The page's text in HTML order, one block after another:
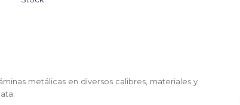
metálicas en diversos calibres, materiales y